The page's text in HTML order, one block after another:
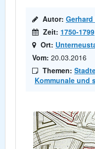
Autor:
Zeit: 1750-1799
Ort:
Vom: 20.03.2016
Themen:
Kommunale und